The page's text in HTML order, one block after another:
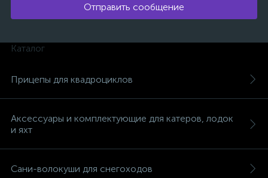
Отправить сообщение
Каталог
Прицепы для квадроциклов
Аксессуары и комплектующие для катеров, лодок
и яхт
Сани-волокуши для снегоходов